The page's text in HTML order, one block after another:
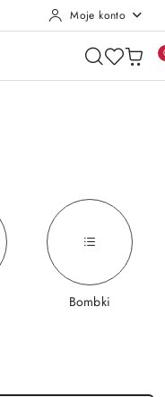
Moje konto
Bombki